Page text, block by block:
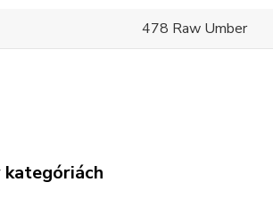
478 Raw Umber
kategóriách